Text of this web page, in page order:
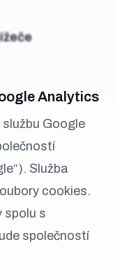
Analytics
Google
Služba
cookies.
spolu s
společností